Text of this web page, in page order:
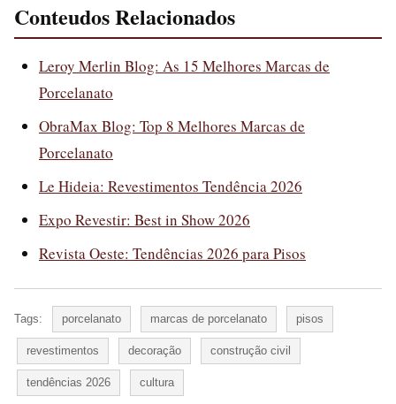
Conteudos Relacionados
Leroy Merlin Blog: As 15 Melhores Marcas de
Porcelanato
ObraMax Blog: Top 8 Melhores Marcas de
Porcelanato
Le Hideia: Revestimentos Tendência 2026
Expo Revestir: Best in Show 2026
Revista Oeste: Tendências 2026 para Pisos
Tags: porcelanato marcas de porcelanato pisos
revestimentos decoração construção civil
tendências 2026 cultura